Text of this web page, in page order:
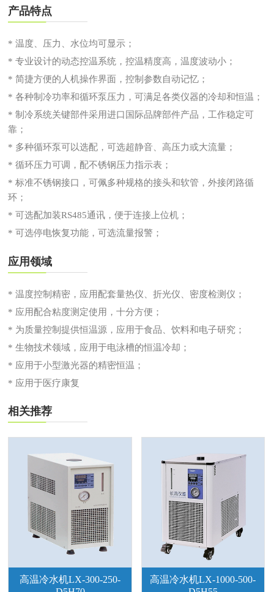
产品特点
* 温度、压力、水位均可显示；
* 专业设计的动态控温系统，控温精度高，温度波动小；
* 简捷方便的人机操作界面，控制参数自动记忆；
* 各种制冷功率和循环泵压力，可满足各类仪器的冷却和恒温；
* 制冷系统关键部件采用进口国际品牌部件产品，工作稳定可
靠；
* 多种循环泵可以选配，可选超静音、高压力或大流量；
* 循环压力可调，配不锈钢压力指示表；
* 标准不锈钢接口，可佩多种规格的接头和软管，外接闭路循
环；
* 可选配加装RS485通讯，便于连接上位机；
* 可选停电恢复功能，可选流量报警；
应用领域
* 温度控制精密，应用配套量热仪、折光仪、密度检测仪；
* 应用配合粘度测定使用，十分方便；
* 为质量控制提供恒温源，应用于食品、饮料和电子研究；
* 生物技术领域，应用于电泳槽的恒温冷却；
* 应用于小型激光器的精密恒温；
* 应用于医疗康复
相关推荐
高温冷水机LX-300-250-
高温冷水机LX-1000-500-